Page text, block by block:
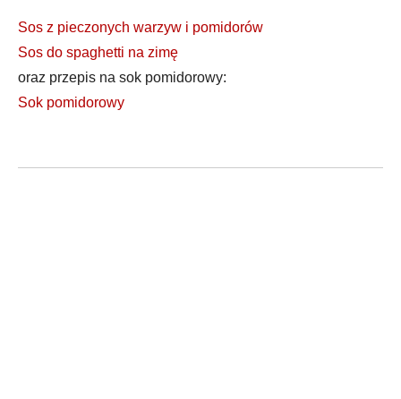
Sos z pieczonych warzyw i pomidorów
Sos do spaghetti na zimę
oraz przepis na sok pomidorowy:
Sok pomidorowy